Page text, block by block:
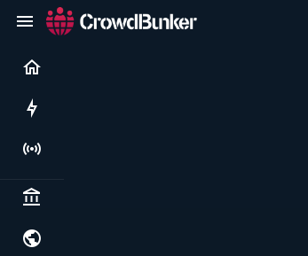
Live
Politics & institutions